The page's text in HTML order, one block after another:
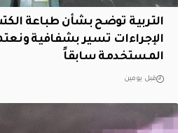
التربية توضح بشأن طباعة
الإجراءات تسير بشفافية
المستخدمة سابقاً
قبل يومين